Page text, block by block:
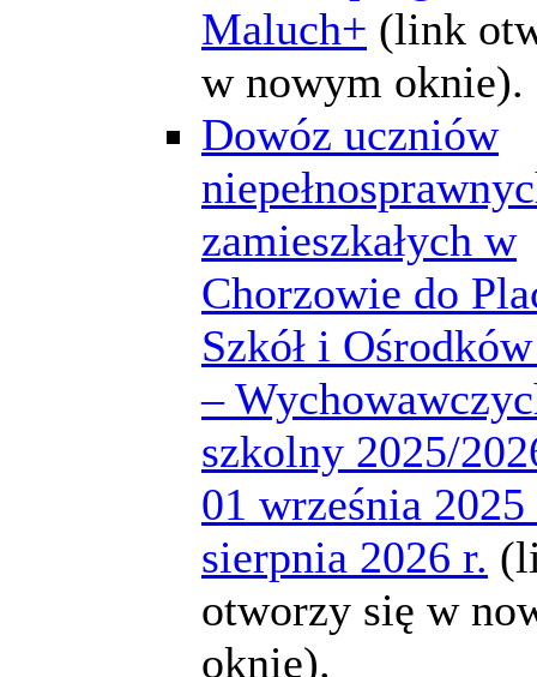
Maluch+ (link
w nowym oknie).
Dowóz uczniów
zamieszkałych w
Chorzowie do
Szkół i
–
szkolny 2025/
01 września
sierpnia 2026 r.
otworzy się w
oknie).